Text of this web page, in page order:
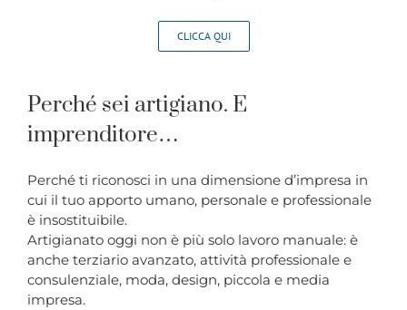
CLICCA QUI
Perché sei artigiano. E
imprenditore…
Perché ti riconosci in una dimensione d’impresa in
cui il tuo apporto umano, personale e professionale
è insostituibile.
Artigianato oggi non è più solo lavoro manuale: è
anche terziario avanzato, attività professionale e
consulenziale, moda, design, piccola e media
impresa.